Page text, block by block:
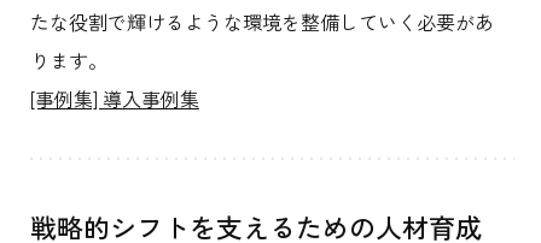
たな役割で輝けるような環境を整備していく必要があ
ります。
[事例集] 導入事例集
戦略的シフトを支えるための人材育成